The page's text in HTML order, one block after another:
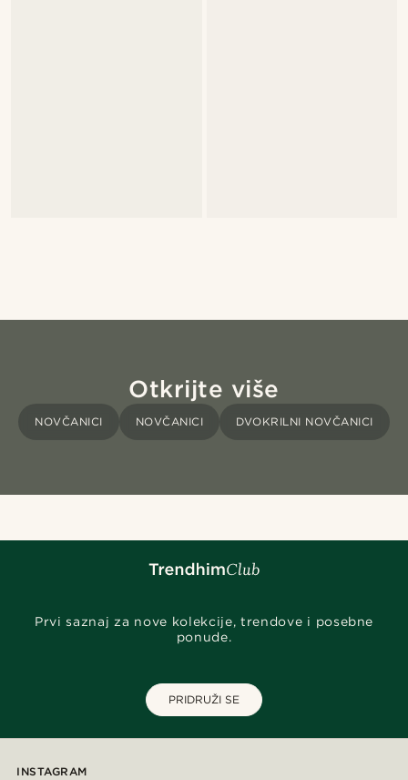
Otkrijte više
NOVČANICI NOVČANICI DVOKRILNI NOVČANICI
Prvi saznaj za nove kolekcije, trendove i posebne
ponude.
PRIDRUŽI SE
INSTAGRAM